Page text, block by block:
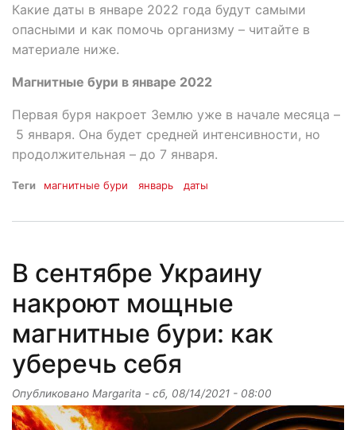
Какие даты в январе 2022 года будут самыми
опасными и как помочь организму – читайте в
материале ниже.
Магнитные бури в январе 2022
Первая буря накроет Землю уже в начале месяца –
5 января. Она будет средней интенсивности, но
продолжительная – до 7 января.
Теги магнитные бури январь даты
В сентябре Украину
накроют мощные
магнитные бури: как
уберечь себя
Опубликовано Margarita - сб, 08/14/2021 - 08:00